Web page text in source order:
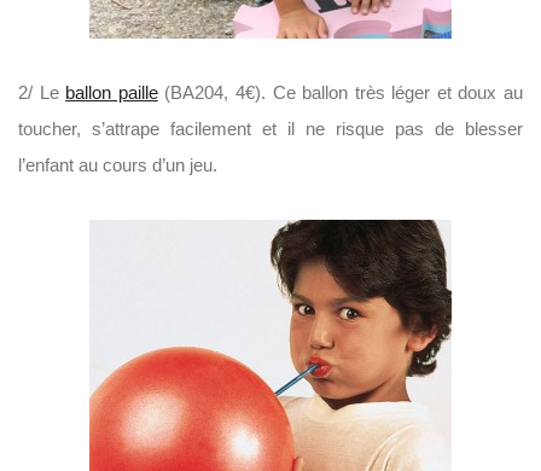
2/ Le ballon paille(BA204, 4€). Ce ballon très léger et doux au
toucher, s’attrape facilement et il ne risque pas de blesser
l’enfant au cours d’un jeu.